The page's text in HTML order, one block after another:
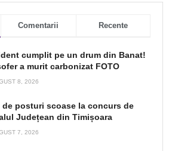
Comentarii Recente
cumplit pe un drum din Banat!
a murit carbonizat FOTO
8, 2026
de posturi scoase la concurs de
Județean din Timișoara
7, 2026